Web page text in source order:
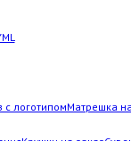
с логотипомМатрешка